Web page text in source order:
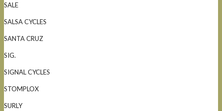
SALE
SALSA CYCLES
SANTA CRUZ
SIG.
SIGNAL CYCLES
STOMPLOX
SURLY